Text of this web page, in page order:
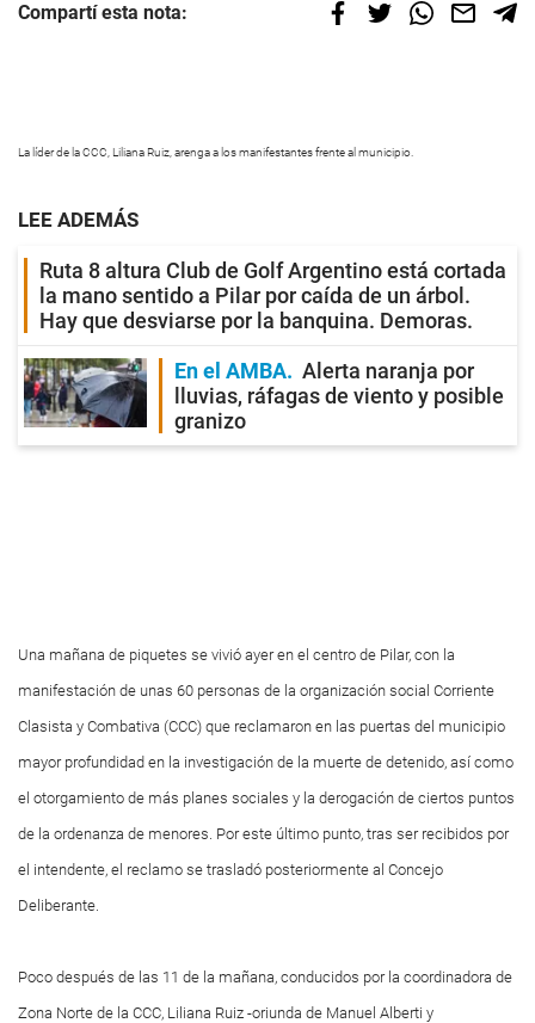
Compartí esta nota:
La líder de la CCC, Liliana Ruiz, arenga a los manifestantes frente al municipio.
LEE ADEMÁS
Ruta 8 altura Club de Golf Argentino está cortada
la mano sentido a Pilar por caída de un árbol.
Hay que desviarse por la banquina. Demoras.
En el AMBA
Alerta naranja por
lluvias, ráfagas de viento y posible
granizo
Una mañana de piquetes se vivió ayer en el centro de Pilar, con la
manifestación de unas 60 personas de la organización social Corriente
Clasista y Combativa (CCC) que reclamaron en las puertas del municipio
mayor profundidad en la investigación de la muerte de detenido, así como
el otorgamiento de más planes sociales y la derogación de ciertos puntos
de la ordenanza de menores. Por este último punto, tras ser recibidos por
el intendente, el reclamo se trasladó posteriormente al Concejo
Deliberante.
Poco después de las 11 de la mañana, conducidos por la coordinadora de
Zona Norte de la CCC, Liliana Ruiz -oriunda de Manuel Alberti y